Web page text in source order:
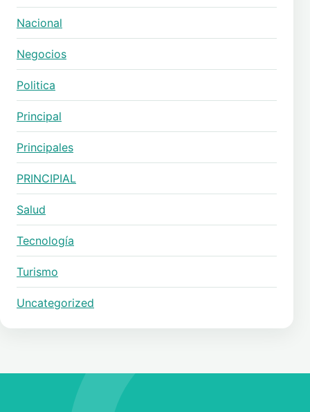
Nacional
Negocios
Politica
Principal
Principales
PRINCIPIAL
Salud
Tecnología
Turismo
Uncategorized